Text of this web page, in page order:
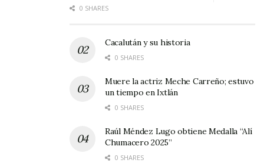
0 SHARES
Cacalután y su historia
0 SHARES
Muere la actriz Meche Carreño; estuvo
un tiempo en Ixtlán
0 SHARES
Raúl Méndez Lugo obtiene Medalla “Alí
Chumacero 2025”
0 SHARES